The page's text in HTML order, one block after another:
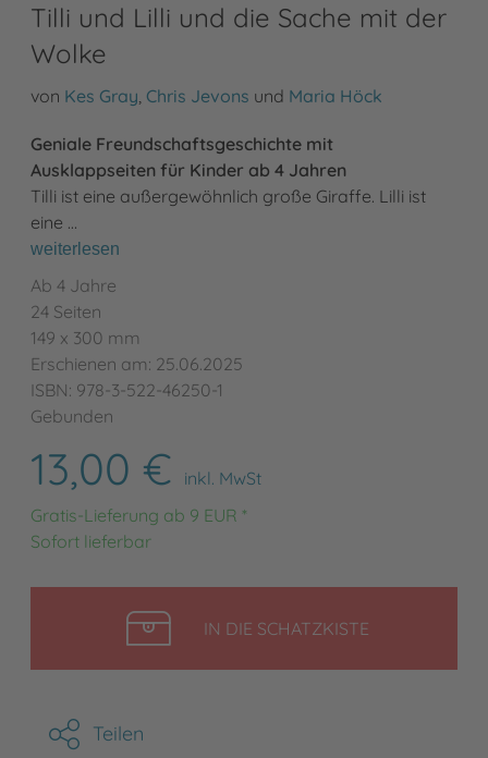
Tilli und Lilli und die Sache mit der
Wolke
von Kes Gray, Chris Jevons und Maria Höck
Geniale Freundschaftsgeschichte mit
Ausklappseiten für Kinder ab 4 Jahren
Tilli ist eine außergewöhnlich große Giraffe. Lilli ist
eine …
weiterlesen
Ab 4 Jahre
24 Seiten
149 x 300 mm
Erschienen am: 25.06.2025
ISBN: 978-3-522-46250-1
Gebunden
13,00 €
inkl. MwSt
Gratis-Lieferung ab 9 EUR *
Sofort lieferbar
IN DIE SCHATZKISTELEGEN
Teilen